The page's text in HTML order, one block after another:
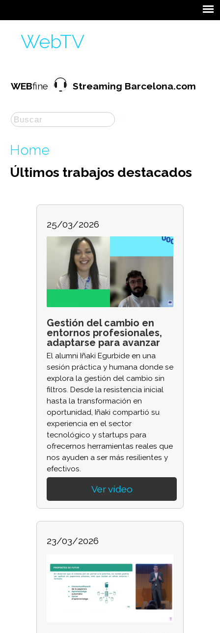
WebTV
WEBfineStreaming Barcelona.com
Home
Últimos trabajos destacados
25/03/2026
Gestión del cambio en
entornos profesionales,
adaptarse para avanzar
El alumni Iñaki Egurbide en una
sesión práctica y humana donde se
explora la gestión del cambio sin
filtros. Desde la resistencia inicial
hasta la transformación en
oportunidad, Iñaki compartió su
experiencia en el sector
tecnológico y startups para
ofrecernos herramientas reales que
nos ayuden a ser más resilientes y
efectivos.
Ver vídeo
23/03/2026